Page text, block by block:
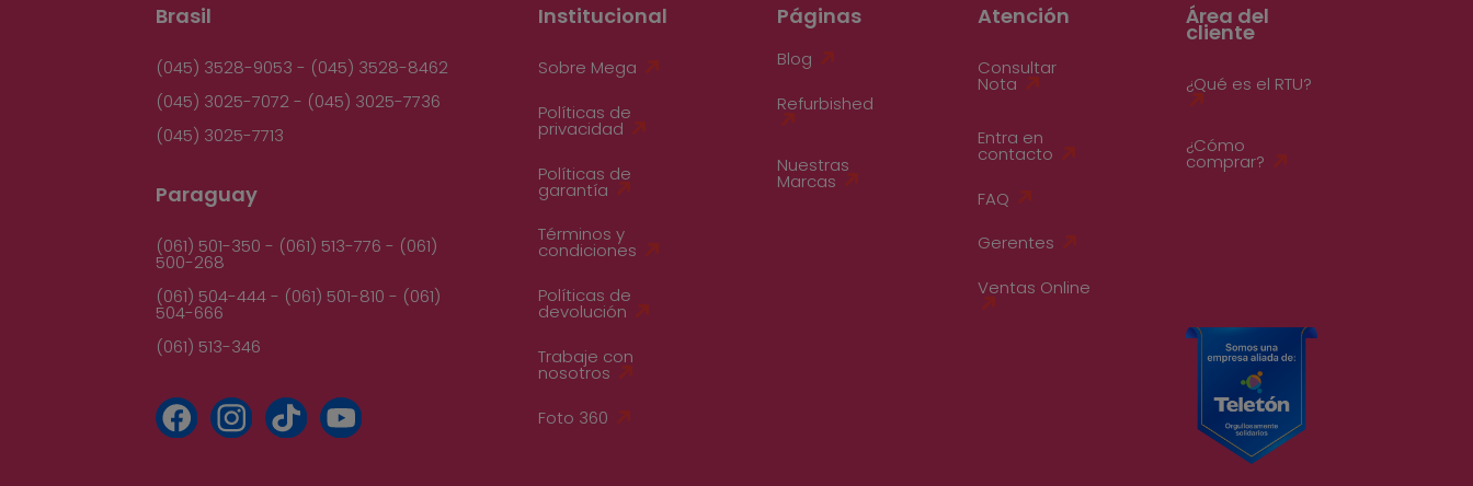
Brasil
(045) 3528-9053 - (045) 3528-8462
(045) 3025-7072 - (045) 3025-7736
(045) 3025-7713
Paraguay
(061) 501-350 - (061) 513-776 - (061)
500-268
(061) 504-444 - (061) 501-810 - (061)
504-666
(061) 513-346
Institucional
Sobre Mega
Políticas de
privacidad
Políticas de
garantía
Términos y
condiciones
Políticas de
devolución
Trabaje con
nosotros
Foto 360
Páginas
Blog
Refurbished
Nuestras
Marcas
Atención
Consultar
Nota
Entra en
contacto
FAQ
Gerentes
Ventas Online
Área del
cliente
¿Qué es el RTU?
¿Cómo
comprar?